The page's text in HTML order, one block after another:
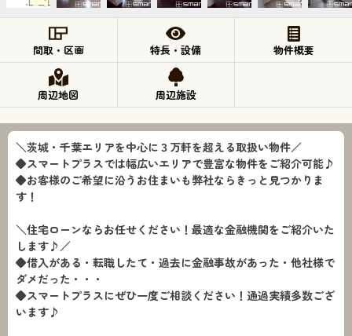
間取・区画 特長・設備 物件概要
周辺地図 周辺施設
＼茨城・千葉エリアを中心に３万軒を超える取扱い物件／
◆スマートプラスでは幅広いエリアで豊富な物件をご紹介可能♪
◆お客様のご希望に沿うお住まいも弊社ならきっと見つかりま
す！
＼住宅ローンならお任せください！最適な金融機関をご紹介いた
します♪／
◆借入がある・転職したて・過去に金融事故があった・他社様で
ダメだった・・・
◆スマートプラスにぜひ一度ご相談ください！通過実績多数ござ
います♪